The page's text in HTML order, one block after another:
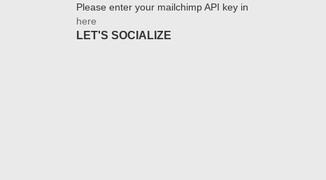
Please enter your mailchimp API key in
here
LET'S SOCIALIZE